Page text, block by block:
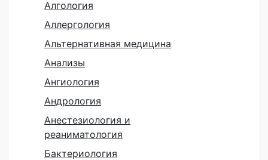
Алгология
Аллергология
Альтернативная медицина
Анализы
Ангиология
Андрология
Анестезиология и
реаниматология
Бактериология